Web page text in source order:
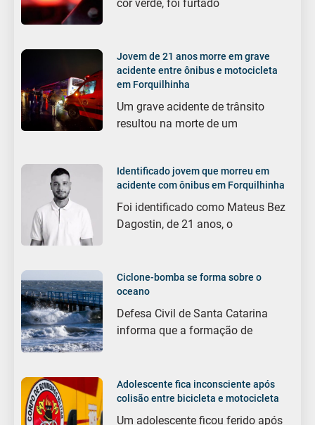
cor verde, foi furtado
Jovem de 21 anos morre em grave
acidente entre ônibus e motocicleta
em Forquilhinha
Um grave acidente de trânsito
resultou na morte de um
Identificado jovem que morreu em
acidente com ônibus em Forquilhinha
Foi identificado como Mateus Bez
Dagostin, de 21 anos, o
Ciclone-bomba se forma sobre o
oceano
Defesa Civil de Santa Catarina
informa que a formação de
Adolescente fica inconsciente após
colisão entre bicicleta e motocicleta
Um adolescente ficou ferido após